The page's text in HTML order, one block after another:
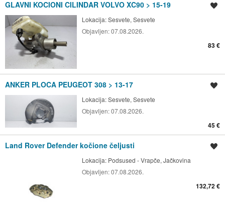
GLAVNI KOCIONI CILINDAR VOLVO XC90 > 15-19
Lokacija:Sesvete, Sesvete
Objavljen:07.08.2026.
83 €
ANKER PLOCA PEUGEOT 308 > 13-17
Lokacija:Sesvete, Sesvete
Objavljen:07.08.2026.
45 €
Land Rover Defender kočione čeljusti
Lokacija: Podsused - Vrapče, Jačkovina
Objavljen:07.08.2026.
132,72 €